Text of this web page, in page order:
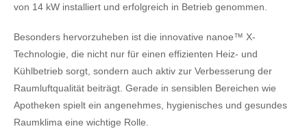
von 14 kW installiert und erfolgreich in Betrieb genommen.
Besonders hervorzuheben ist die innovative nanoe™ X-
Technologie, die nicht nur für einen effizienten Heiz- und
Kühlbetrieb sorgt, sondern auch aktiv zur Verbesserung der
Raumluftqualität beiträgt. Gerade in sensiblen Bereichen wie
Apotheken spielt ein angenehmes, hygienisches und gesundes
Raumklima eine wichtige Rolle.